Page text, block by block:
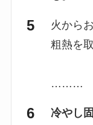
火から
粗熱を取
………
冷やし